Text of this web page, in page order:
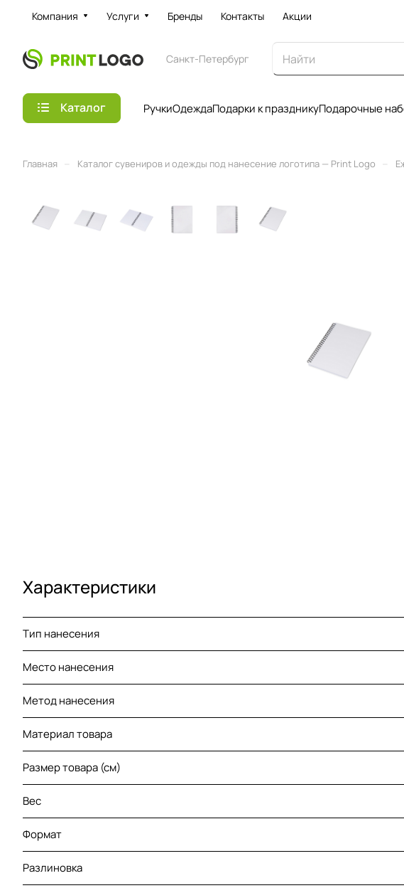
Компания Услуги Бренды Контакты Акции
Санкт-Петербург
Каталог РучкиОдеждаПодарки к праздникуПодарочные
Главная Каталог сувениров и одежды под нанесение логотипа — Print Logo
Характеристики
Тип нанесения
Место нанесения
Метод нанесения
Материал товара
Размер товара (см)
Вес
Формат
Разлиновка